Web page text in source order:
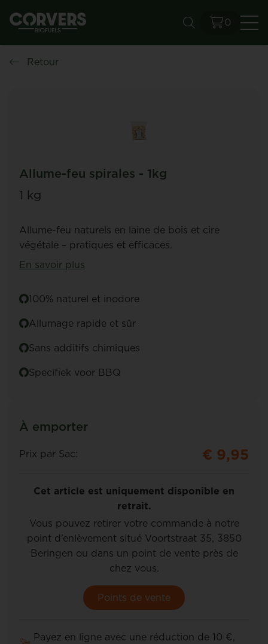
0
Retour
Allume-feu spirales - 1kg
1 kg
Allume-feu naturels en laine de bois et cire
végétale – pratiques et efficaces.
En savoir plus
100% naturel et inodore
Allumage rapide et sûr
Sans additifs chimiques
Specifiek voor BBQ
À emporter
Prix par Sac: € 9,95
Cet article est uniquement disponible en
retrait.
Vous pouvez retirer votre commande à notre
point d’enlèvement situé Voortstraat 35, 3850
Beringen ou dans un point de vente près de
chez vous.
Points de vente
Payez en ligne avec une réduction de 10 €,